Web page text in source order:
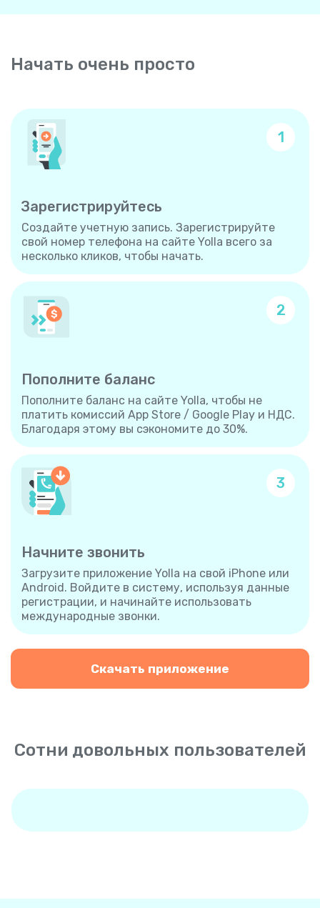
Начать очень просто
1
Зарегистрируйтесь
Создайте учетную запись. Зарегистрируйте
свой номер телефона на сайте Yolla всего за
несколько кликов, чтобы начать.
2
Пополните баланс
Пополните баланс на сайте Yolla, чтобы не
платить комиссий App Store / Google Play и НДС.
Благодаря этому вы сэкономите до 30%.
3
Начните звонить
Загрузите приложение Yolla на свой iPhone или
Android. Войдите в систему, используя данные
регистрации, и начинайте использовать
международные звонки.
Скачать приложение
Сотни довольных пользователей